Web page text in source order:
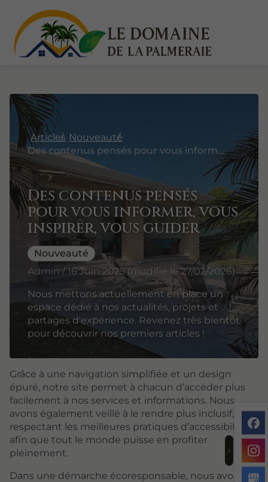
Articles Nouveauté
Des contenus pensés pour vous informer, vous inspirer, vous guider
Des contenus pensés
pour vous informer, vous
inspirer, vous guider
Nouveauté
Admin / 16 Juin 2025 (modifié le 27/02/2026)
Nous mettons actuellement en place un
espace dédié à nos actualités, projets et
partages d'expérience. Revenez très bientôt
pour découvrir nos premiers articles !
Grâce à une navigation simplifiée et un design
épuré, notre site permet à chacun d’accéder plus
facilement à nos services et informations. Nous
avons également veillé à le rendre plus inclusif, en
respectant les meilleures pratiques d’accessibilité
afin que tout le monde puisse en profiter
pleinement.
Dans une démarche écoresponsable, nous avons